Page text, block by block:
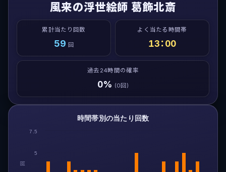
風来の浮世絵師 葛飾北斎
累計当たり回数
59 回
よく当たる時間帯
13：00
過去24時間の確率
0% (0回)
回
時間帯別の当たり回数
5
7.5